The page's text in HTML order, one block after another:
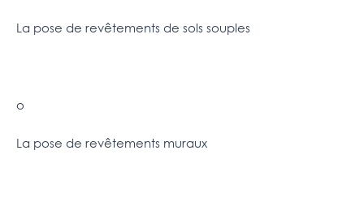
La pose de revêtements de sols souples
o
La pose de revêtements muraux